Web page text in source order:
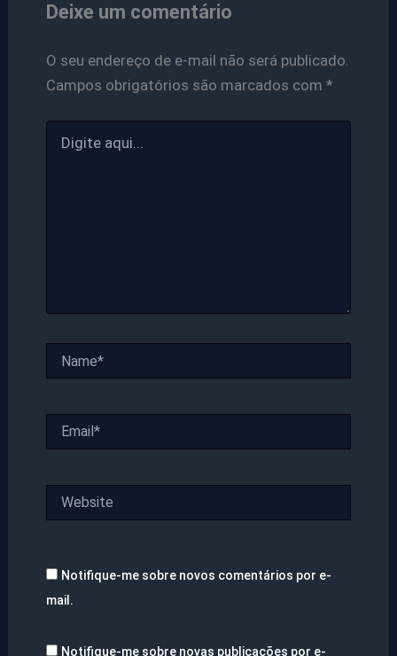
Deixe um comentário
O seu endereço de e-mail não será publicado.
Campos obrigatórios são marcados com *
aqui...
Notifique-me sobre novos comentários por e-
mail.
Notifique-me sobre novas publicações por e-